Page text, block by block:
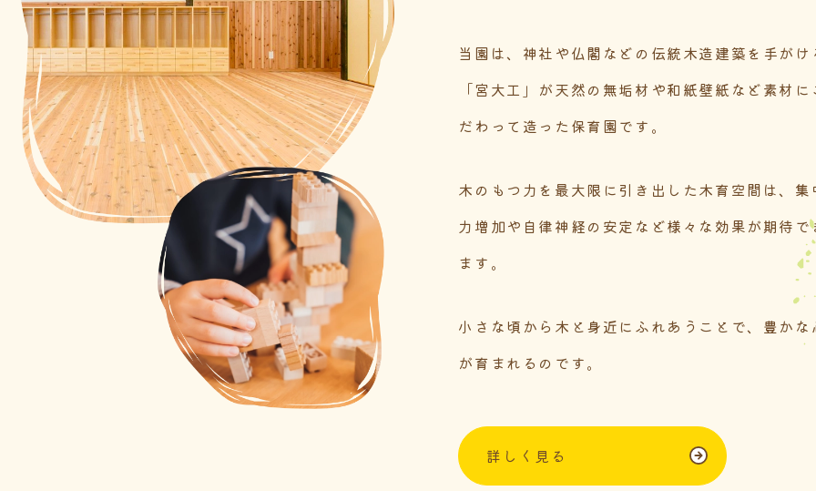
当園は、神社や仏閣などの伝統木造建築を手がけ
「宮大工」が天然の無垢材や和紙壁紙など素材に
だわって造った保育園です。
木のもつ力を最大限に引き出した木育空間は、集
力増加や自律神経の安定など様々な効果が期待で
ます。
小さな頃から木と身近にふれあうことで、豊かな
が育まれるのです。
詳しく見る